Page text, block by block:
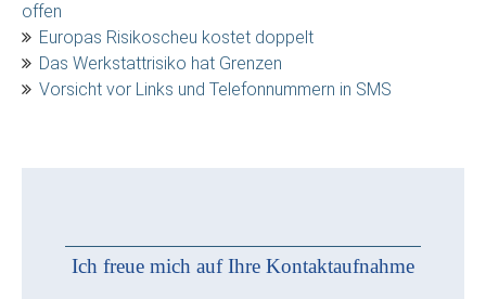
offen
Europas Risikoscheu kostet doppelt
Das Werkstattrisiko hat Grenzen
Vorsicht vor Links und Telefonnummern in SMS
Ich freue mich auf Ihre Kontaktaufnahme